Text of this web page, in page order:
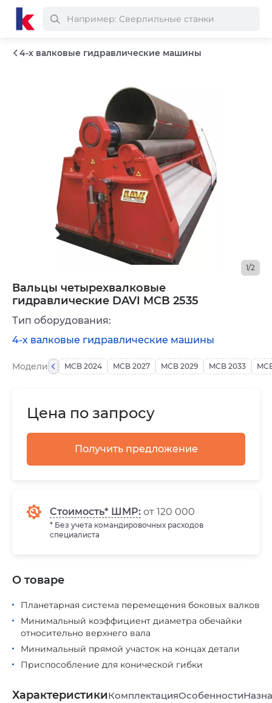
4-х валковые гидравлические машины
Вальцы четырехвалковые
гидравлические DAVI MCB 2535
1/2
Цена по запросу
Получить предложение
Стоимость* ШМР: от 120 000
* Без учета командировочных расходов
специалиста
Модели MCB 2024 MCB 2027 MCB 2029 MCB 2033
Тип оборудования:
4-х валковые гидравлические машины
Планетарная система перемещения боковых валков
Минимальный коэффициент диаметра обечайки
относительно верхнего вала
Минимальный прямой участок на концах детали
Приспособление для конической гибки
О товаре
ХарактеристикиКомплектацияОсобенности